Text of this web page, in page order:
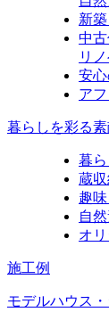
新
中古
リ
安
ア
暮らしを彩る
暮
蔵
趣
自
オ
施工例
モデルハウス